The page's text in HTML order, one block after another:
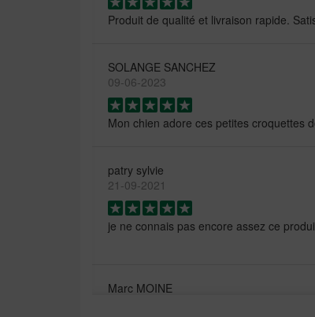
Produit de qualité et livraison rapide.
SOLANGE SANCHEZ
09-06-2023
Mon chien adore ces petites croquettes
patry sylvie
21-09-2021
je ne connais pas encore assez ce
Marc MOINE